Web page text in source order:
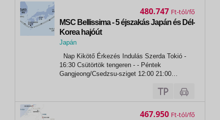
MSC Bellissima - 5 éjszakás Japán és Dél-
Korea hajóút
Japán
Tokió
16:30 Csütörtök tengeren - - Péntek
Gangjeong/Csedzsu-sziget 12:00 21:00
480.747 Ft
467.950 Ft